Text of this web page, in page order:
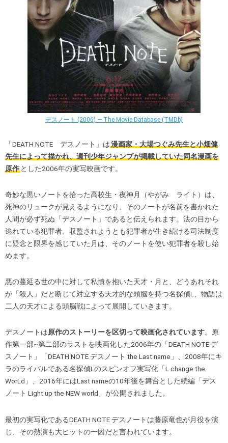
デスノート (2006) — The Movie Database (TMDb)
「DEATH NOTE デスノート」は漫画家・大場つぐみ先生と小畑健
先生によって描かれ、週刊少年ジャンプが掲載していた同名漫画を
原作 とした2006年の実写映画です。
奇妙な黒いノートを拾った高校生・夜神月（やがみ ライト）は、
死神のリュークが見えるようになり、そのノートが名前を書かれた
人間が必ず死ぬ「デスノート」であると伝えられます。法の目から
逃れている犯罪者、収監されようとも犯罪者が生き続ける司法制度
に疑念と限界を感じていた月は、そのノートを使い犯罪者を殺し始
めます。
悪の蔓延る世の中に対して私憤を抱いた天才・月と、どうあれそれ
が「殺人」だと断じて対立する天才的な頭脳を持つ名探偵L、物語は
二人の天才による頭脳戦によって展開していきます。
デスノートは原作のストーリーを区切って映画化されています。原
作第一部~第二部のラストを映画化した2006年の「DEATH NOTE デ
スノート」「DEATH NOTE デスノート the Last name」、2008年にキ
ラのライバルである名探偵Lのスピンオフ実写化「L change the
WorLd」、2016年にはLast nameの10年後を舞台とした続編「デス
ノート Light up the NEW world」が公開されました。
最初の実写化であるDEATH NOTE デスノートは藤原竜也が月役を演
じ、その熱演も大ヒットの一因だと言われています。